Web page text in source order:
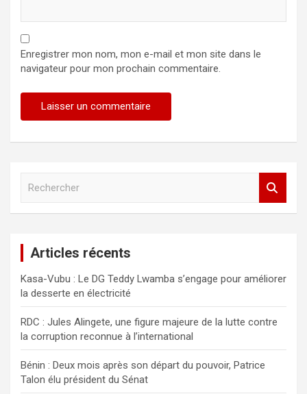
Enregistrer mon nom, mon e-mail et mon site dans le
navigateur pour mon prochain commentaire.
c
h
e
r
Articles récents
Kasa-Vubu : Le DG Teddy Lwamba s’engage pour améliorer
la desserte en électricité
RDC : Jules Alingete, une figure majeure de la lutte contre
la corruption reconnue à l’international
Bénin : Deux mois après son départ du pouvoir, Patrice
Talon élu président du Sénat